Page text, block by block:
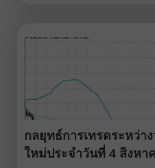
กลยุทธ์การเทรดระหว่า
ใหม่ประจำวันที่ 4 สิงหา